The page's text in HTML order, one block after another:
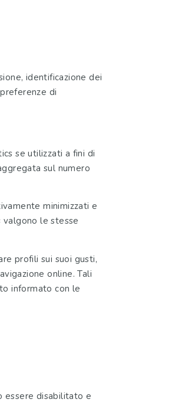
identificazione dei
di
se utilizzati a fini di
sul numero
minimizzati e
valgono le stesse
profili sui suoi gusti,
online. Tali
informato con le
essere disabilitato e